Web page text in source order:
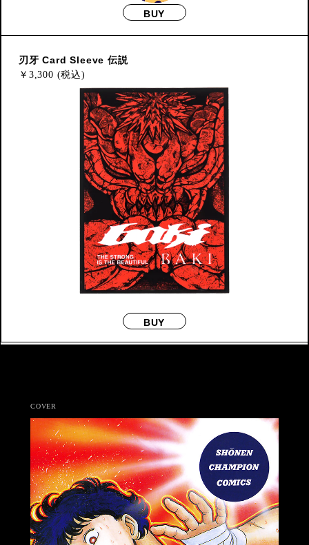
BUY
刃牙 Card Sleeve 伝説
￥ 3,300 (税込)
BUY
COVER